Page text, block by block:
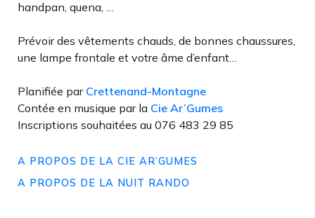
handpan, quena, …
Prévoir des vêtements chauds, de bonnes chaussures,
une lampe frontale et votre âme d’enfant…
Planifiée par Crettenand-Montagne
Contée en musique par la Cie Ar’Gumes
Inscriptions souhaitées au 076 483 29 85
A PROPOS DE LA CIE AR’GUMES
A PROPOS DE LA NUIT RANDO